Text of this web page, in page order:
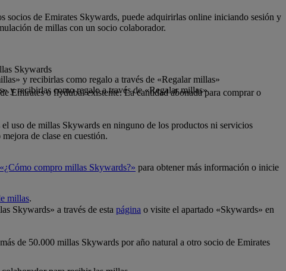
socios de Emirates Skywards, puede adquirirlas online iniciando sesión y
de millas con un socio colaborador.
Skywards
y recibirlas como regalo a través de «Regalar millas»
y recibirlas como regalo a través de «Regalar millas»
Emirates o flydubai existente. La cantidad abonada para comprar o
uso de millas Skywards en ninguno de los productos ni servicios
de clase en cuestión.
«¿Cómo compro millas Skywards?» para obtener más información o inicie
millas.
Skywards» a través de esta página o visite el apartado «Skywards» en
de 50.000 millas Skywards por año natural a otro socio de Emirates